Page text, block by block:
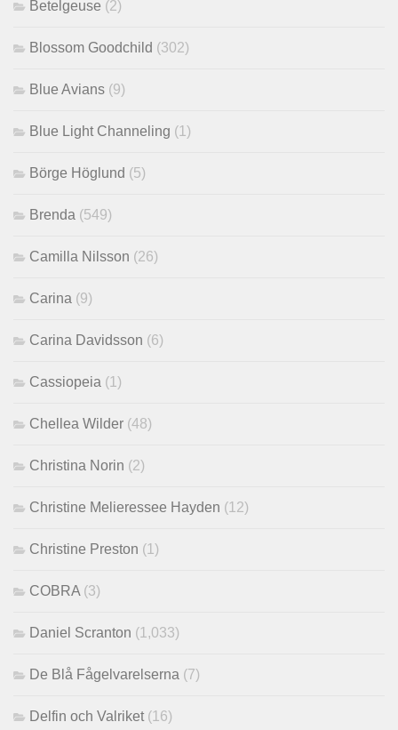
Betelgeuse (2)
Blossom Goodchild (302)
Blue Avians (9)
Blue Light Channeling (1)
Börge Höglund (5)
Brenda (549)
Camilla Nilsson (26)
Carina (9)
Carina Davidsson (6)
Cassiopeia (1)
Chellea Wilder (48)
Christina Norin (2)
Christine Melieressee Hayden (12)
Christine Preston (1)
COBRA (3)
Daniel Scranton (1,033)
De Blå Fågelvarelserna (7)
Delfin och Valriket (16)